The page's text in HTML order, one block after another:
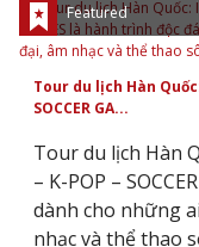
Featured
Tour du lịch Hàn
SOCCER GA...
Tour du lịch Hàn
– K-POP –
dành cho những
nhạc và thể thao